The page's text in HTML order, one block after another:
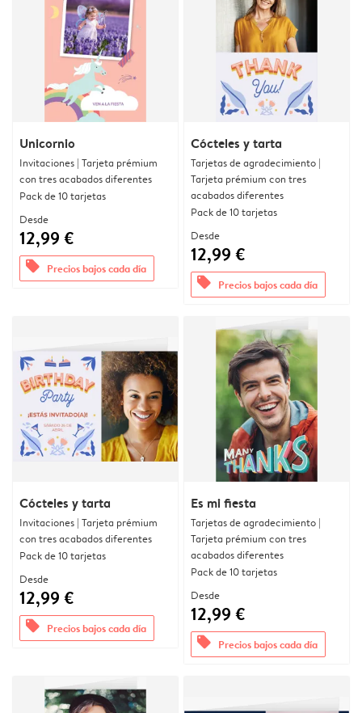
Unicornio
Invitaciones | Tarjeta prémium
con tres acabados diferentes
Pack de 10 tarjetas
Desde
12,99 €
offers Precios bajos cada día
Cócteles y tarta
Tarjetas de agradecimiento |
Tarjeta prémium con tres
acabados diferentes
Pack de 10 tarjetas
Desde
12,99 €
offers Precios bajos cada día
Cócteles y tarta
Invitaciones | Tarjeta prémium
con tres acabados diferentes
Pack de 10 tarjetas
Desde
12,99 €
offers Precios bajos cada día
Es mi fiesta
Tarjetas de agradecimiento |
Tarjeta prémium con tres
acabados diferentes
Pack de 10 tarjetas
Desde
12,99 €
offers Precios bajos cada día